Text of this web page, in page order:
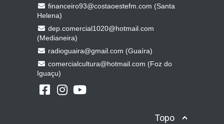
financeiro93@costaoestefm.com (Santa
Helena)
dep.comercial1020@hotmail.com
(Medianeira)
radioguaira@gmail.com (Guaíra)
comercialcultura@hotmail.com (Foz do
Iguaçu)
Topo